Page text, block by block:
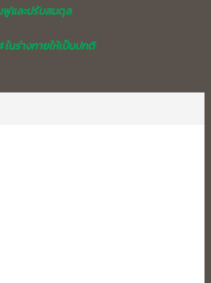
และปรับสมดุล
ในร่างกายให้เป็นปกติ